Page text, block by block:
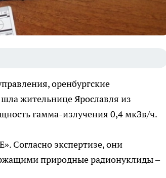
оренбургские
жительнице Ярославля из
гамма-излучения 0,4 мкЗв/ч.
Согласно экспертизе, они
природные радионуклиды –